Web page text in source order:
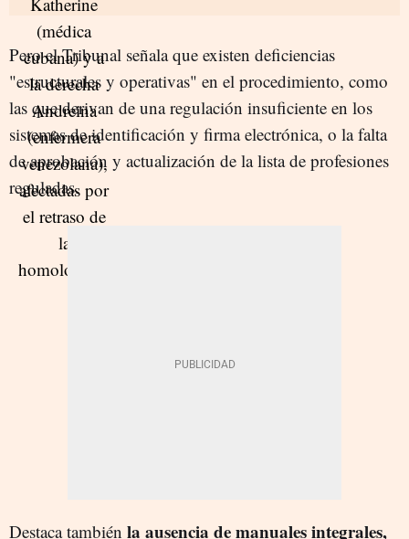
Pero el Tribunal señala que existen deficiencias
"estructurales y operativas" en el procedimiento, como
las que derivan de una regulación insuficiente en los
sistemas de identificación y firma electrónica, o la falta
de aprobación y actualización de la lista de profesiones
reguladas.
Destaca también la ausencia de manuales integrales,